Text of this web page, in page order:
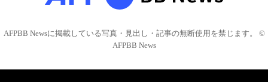
AFPBB Newsに掲載している写真・見出し・記事の無断使用を禁じます。 ©
AFPBB News